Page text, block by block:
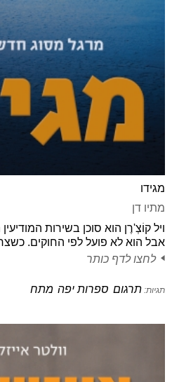
מגידו
מתיו דן
אבל הוא לא פועל לפי החוקים.
לחצו לדף כותר
תגיות: תרגום ספרות יפה מתח